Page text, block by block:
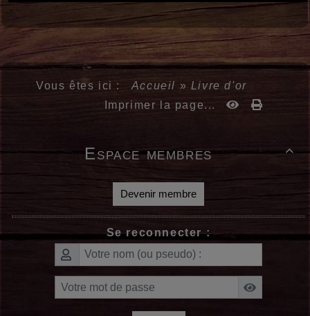
Vous êtes ici : Accueil » Livre d'or
Imprimer la page...

Espace membres
Devenir membre
Se reconnecter :